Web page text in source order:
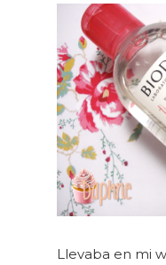
Llevaba en mi